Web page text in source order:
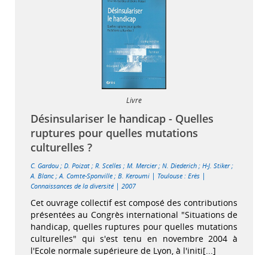
Livre
Désinsulariser le handicap - Quelles
ruptures pour quelles mutations
culturelles ?
C. Gardou ; D. Poizat ; R. Scelles ; M. Mercier; N. Diederich ; H-J. Stiker;
A. Blanc ; A. Comte-Sponville ; B. Keroumi | Toulouse : Erès |
Connaissances de la diversité | 2007
Cet ouvrage collectif est composé des contributions
présentées au Congrès international "Situations de
handicap, quelles ruptures pour quelles mutations
culturelles" qui s'est tenu en novembre 2004 à
l'Ecole normale supérieure de Lyon, à l'initi[...]